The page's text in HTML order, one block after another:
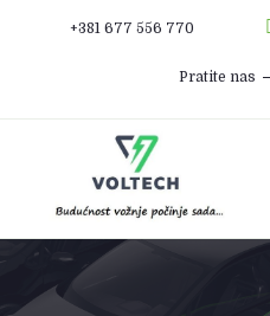
+381 677 556 770
Pratite nas